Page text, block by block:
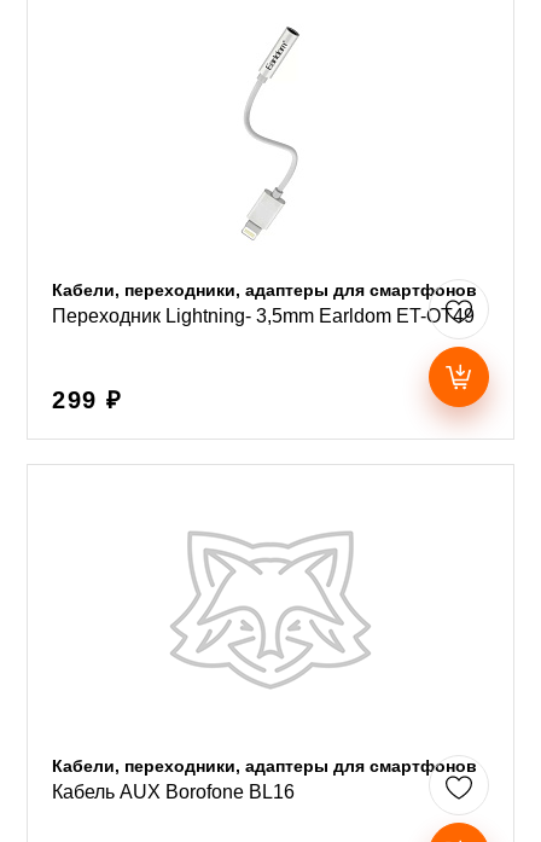
Кабели, переходники, адаптеры для смартфонов
Переходник Lightning- 3,5mm Earldom ET-OT49
299 ₽
Кабели, переходники, адаптеры для смартфонов
Кабель AUX Borofone BL16